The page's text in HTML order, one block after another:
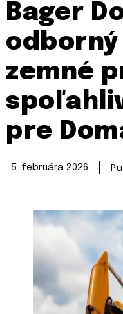
Bager
zemné
pre
5. februára 2026